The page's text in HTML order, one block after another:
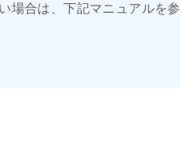
場合は、下記マニュアルを参